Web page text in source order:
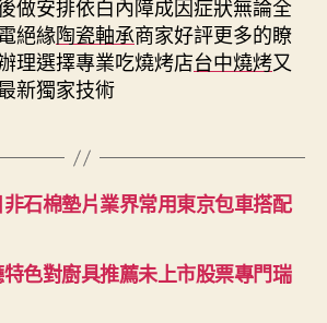
做安排依白內障成因症狀無論全
絕緣陶瓷軸承商家好評更多的瞭
理選擇專業吃燒烤店台中燒烤又
新獨家技術
石棉墊片業界常用東京包車搭配
色對廚具推薦未上市股票專門瑞